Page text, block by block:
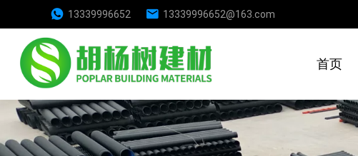
13339996652 13339996652@163.com
首页